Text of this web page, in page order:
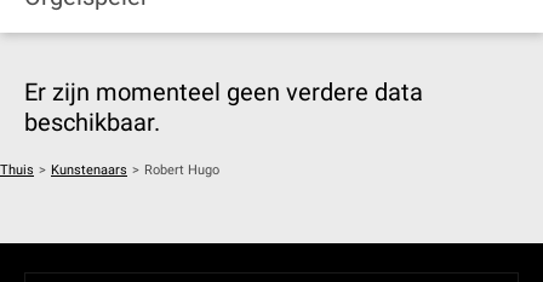
Er zijn momenteel geen verdere data
beschikbaar.
Thuis > Kunstenaars > Robert Hugo